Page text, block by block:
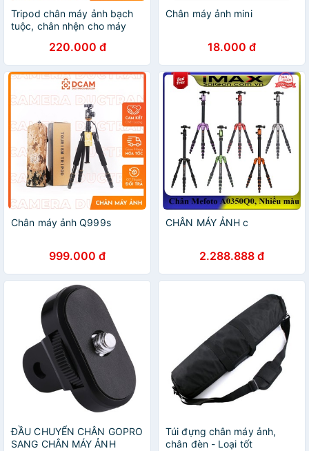
Tripod chân máy ảnh bạch
tuộc, chân nhện cho máy
220.000 đ
Chân máy ảnh mini
18.000 đ
Chân máy ảnh Q999s
999.000 đ
CHÂN MÁY ẢNH c
2.288.888 đ
ĐẦU CHUYỂN CHÂN GOPRO
SANG CHÂN MÁY ẢNH
Túi đựng chân máy ảnh,
chân đèn - Loại tốt